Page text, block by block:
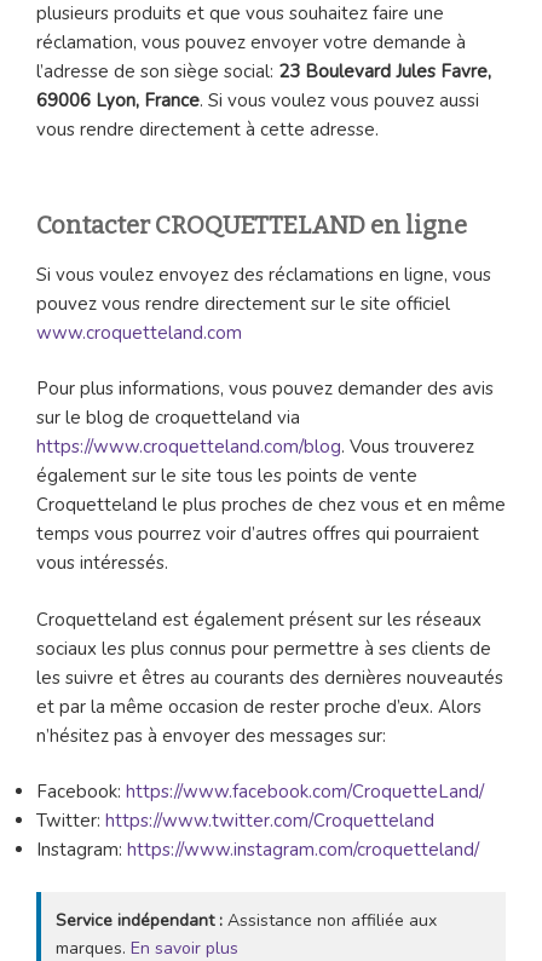
plusieurs produits et que vous souhaitez faire une
réclamation, vous pouvez envoyer votre demande à
l’adresse de son siège social: 23 Boulevard Jules Favre,
69006 Lyon, France. Si vous voulez vous pouvez aussi
vous rendre directement à cette adresse.
Contacter CROQUETTELAND en ligne
Si vous voulez envoyez des réclamations en ligne, vous
pouvez vous rendre directement sur le site officiel
www.croquetteland.com
Pour plus informations, vous pouvez demander des avis
sur le blog de croquetteland via
https://www.croquetteland.com/blog. Vous trouverez
également sur le site tous les points de vente
Croquetteland le plus proches de chez vous et en même
temps vous pourrez voir d’autres offres qui pourraient
vous intéressés.
Croquetteland est également présent sur les réseaux
sociaux les plus connus pour permettre à ses clients de
les suivre et êtres au courants des dernières nouveautés
et par la même occasion de rester proche d’eux. Alors
n’hésitez pas à envoyer des messages sur:
Facebook: https://www.facebook.com/CroquetteLand/
Twitter: https://www.twitter.com/Croquetteland
Instagram: https://www.instagram.com/croquetteland/
Service indépendant : Assistance non affiliée aux
marques. En savoir plus